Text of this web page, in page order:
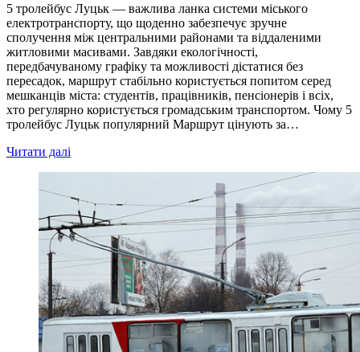
5 тролейбус Луцьк — важлива ланка системи міського
електротранспорту, що щоденно забезпечує зручне
сполучення між центральними районами та віддаленими
житловими масивами. Завдяки екологічності,
передбачуваному графіку та можливості дістатися без
пересадок, маршрут стабільно користується попитом серед
мешканців міста: студентів, працівників, пенсіонерів і всіх,
хто регулярно користується громадським транспортом. Чому 5
тролейбус Луцьк популярний Маршрут цінують за…
Читати далі